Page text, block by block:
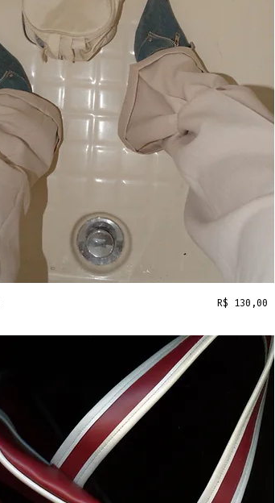
Preço
R$ 130,00